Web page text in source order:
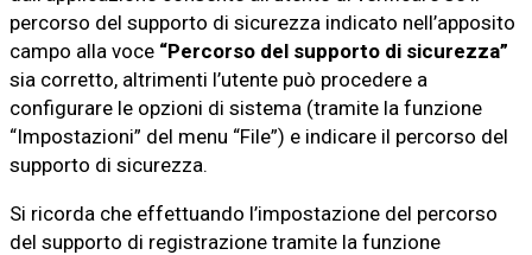
percorso del supporto di sicurezza indicato nell’apposito
campo alla voce “Percorso del supporto di sicurezza”
sia corretto, altrimenti l’utente può procedere a
configurare le opzioni di sistema (tramite la funzione
“Impostazioni” del menu “File”) e indicare il percorso del
supporto di sicurezza.
Si ricorda che effettuando l’impostazione del percorso
del supporto di registrazione tramite la funzione